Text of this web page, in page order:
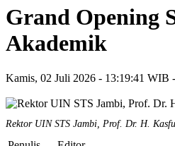
Grand Opening
Akademik
Kamis, 02 Juli 2026 - 13:19:41 WIB
Rektor UIN STS Jambi, Prof. Dr. H.